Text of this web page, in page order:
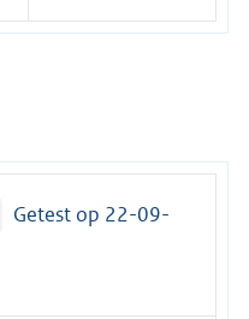
Getest op 22-09-